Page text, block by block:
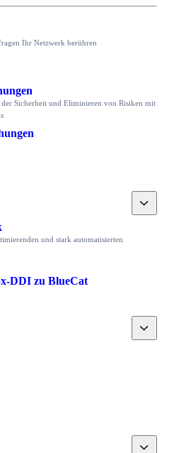
Ihr Netzwerk berühren
Sicherheit und Eliminieren von Risiken mit
Toggle
und stark automatisierten
DDI zu BlueCat
Toggle
Toggle